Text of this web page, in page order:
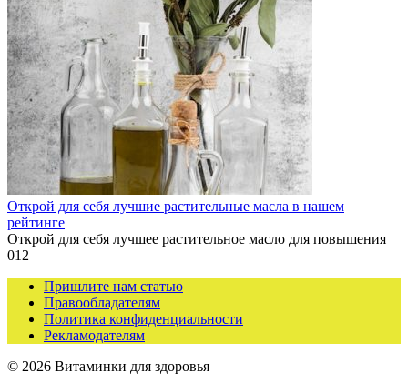
Открой для себя лучшие растительные масла в нашем
рейтинге
Открой для себя лучшее растительное масло для повышения
012
Пришлите нам статью
Правообладателям
Политика конфиденциальности
Рекламодателям
© 2026 Витаминки для здоровья